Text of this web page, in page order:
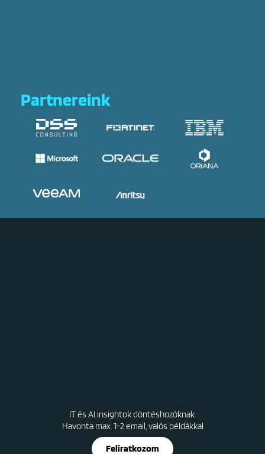
Partnereink
IT és AI insightok döntéshozóknak.
Havonta max. 1-2 email, valós példákkal
Feliratkozom